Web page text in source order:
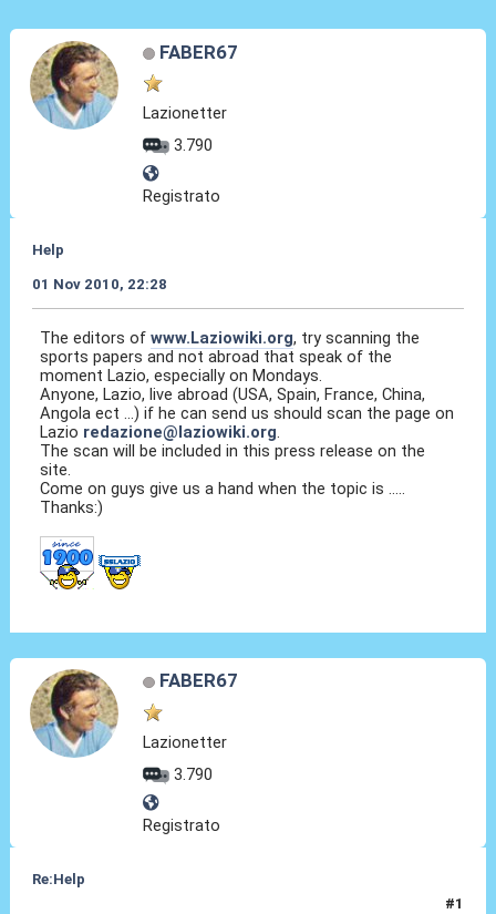
FABER67
Lazionetter
3.790
Registrato
Help
01 Nov 2010, 22:28
The editors ofwww.Laziowiki.org, try scanning the
sports papers and not abroad that speak of the
moment Lazio, especially on Mondays.
Anyone, Lazio, live abroad (USA, Spain, France, China,
Angola ect ...) if he can send us should scan the page on
Lazio redazione@laziowiki.org.
The scan will be included in this press release on the
site.
Come on guys give us a hand when the topic is .....
Thanks:)
FABER67
Lazionetter
3.790
Registrato
Re:Help
#1